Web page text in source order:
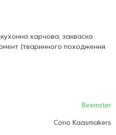
харчова, закваска
(тваринного походження
Beemster
Cono Kaasmakers